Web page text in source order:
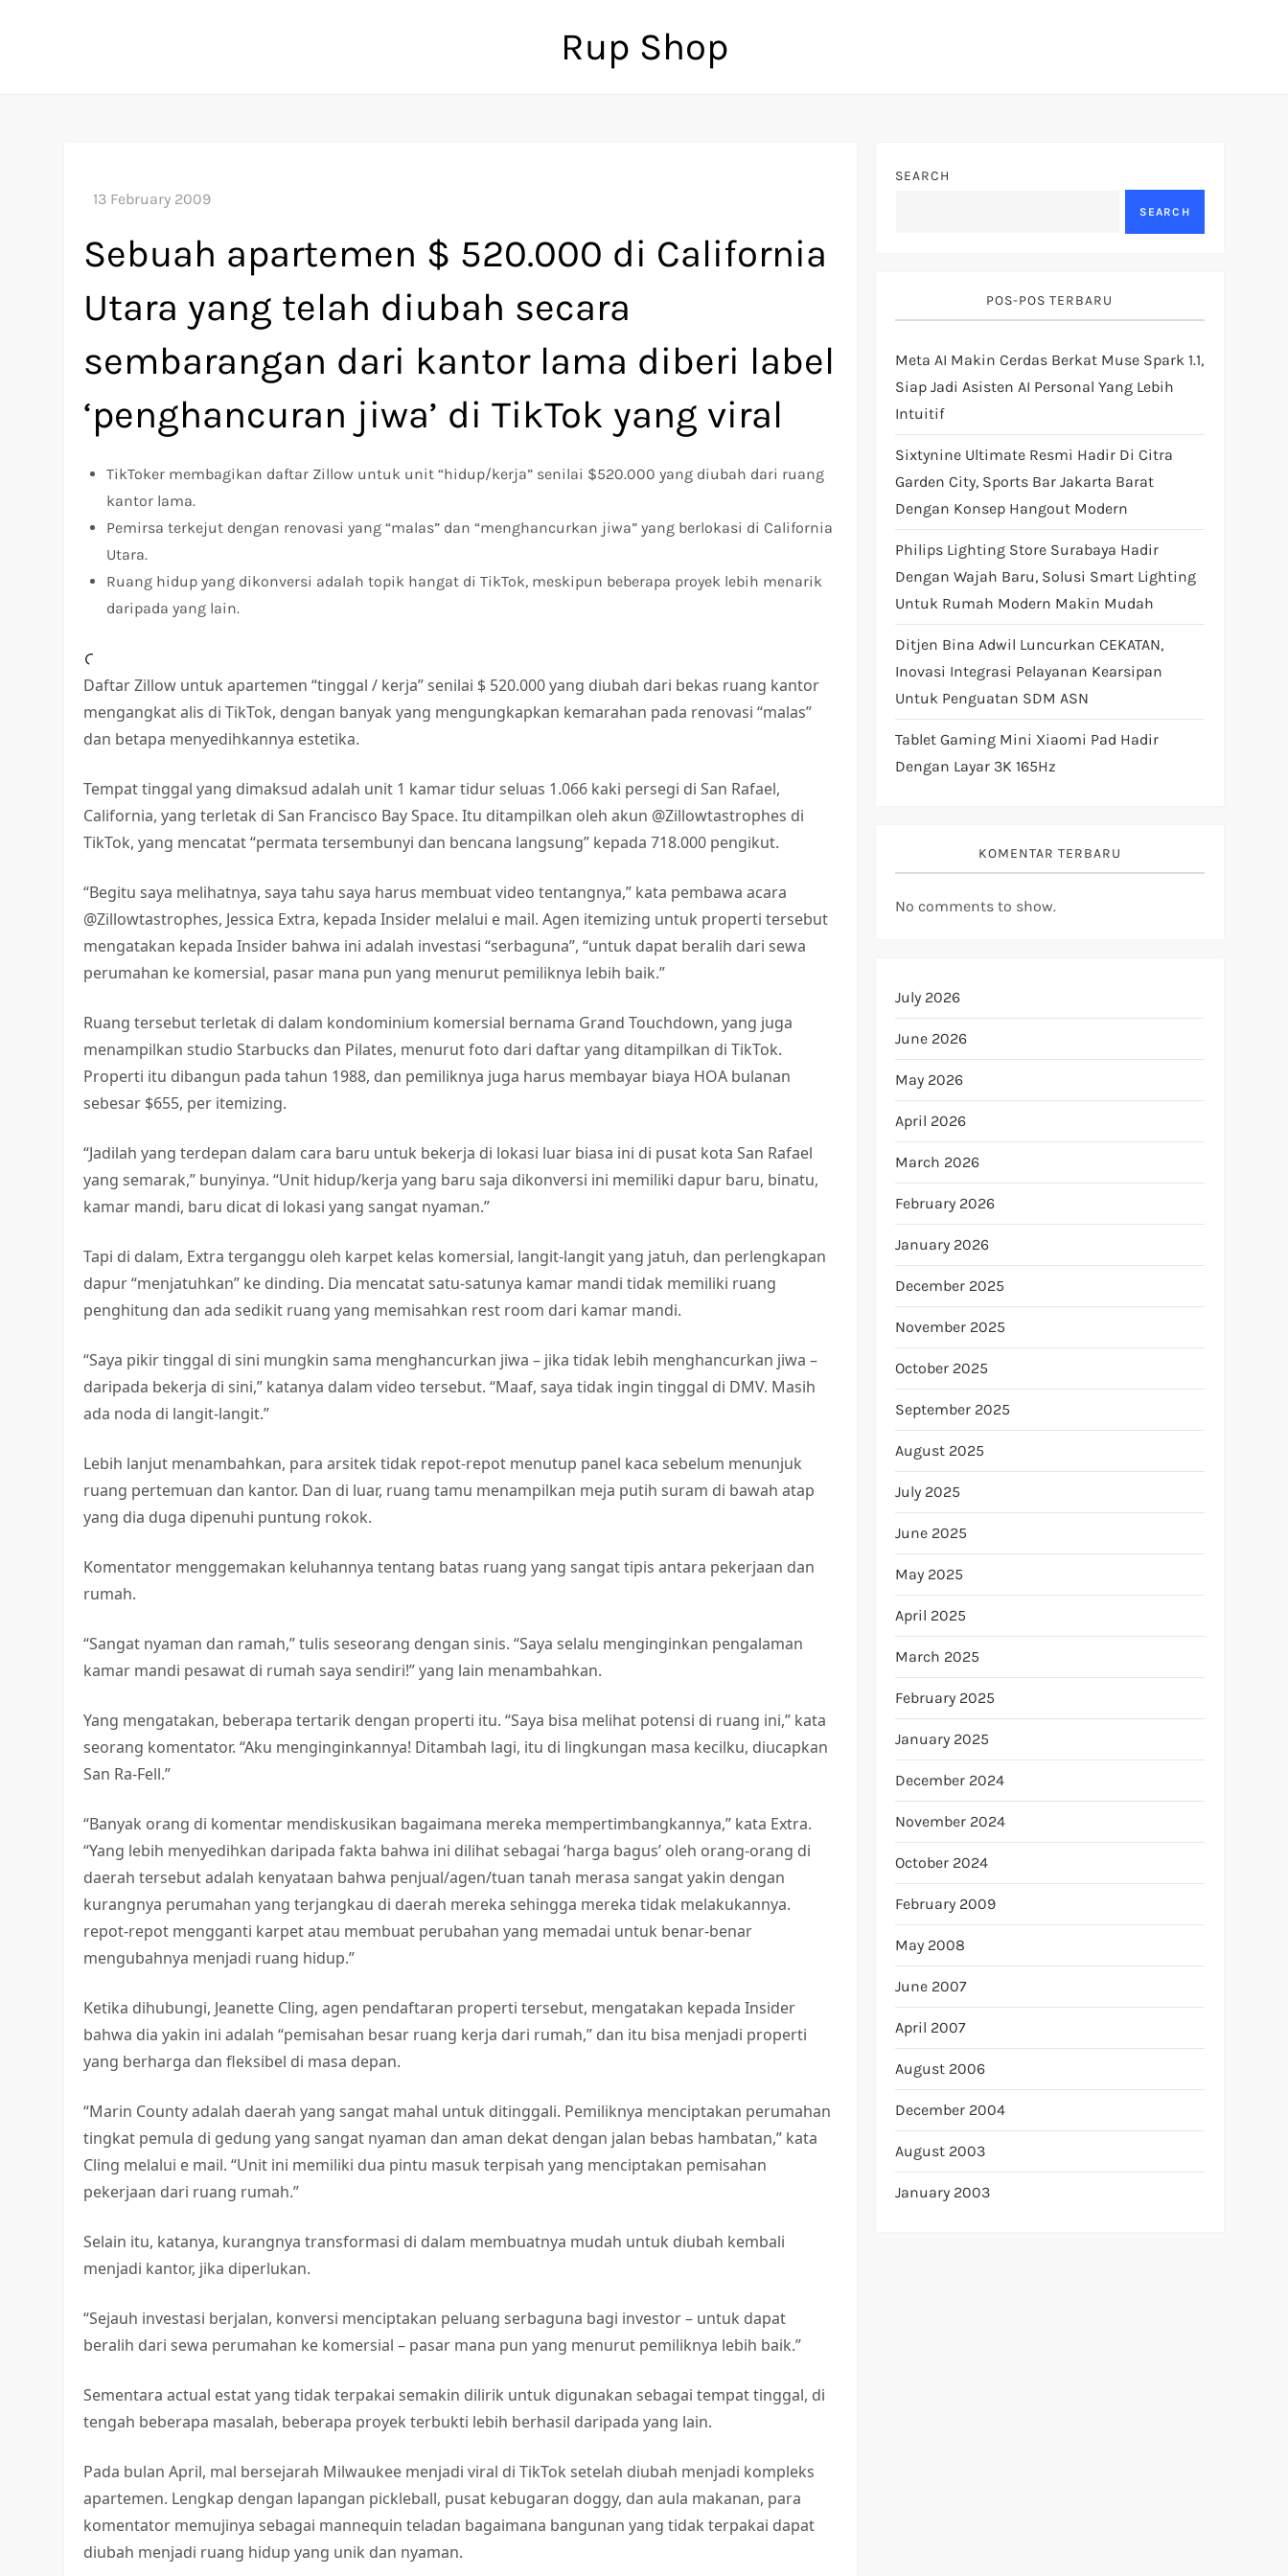
Rup Shop
Sebuah apartemen $ 520.000 di California
Utara yang telah diubah secara
sembarangan dari kantor lama diberi label
‘penghancuran jiwa’ di TikTok yang viral
TikToker membagikan daftar Zillow untuk unit “hidup/kerja” senilai $520.000 yang diubah dari ruang
kantor lama.
Pemirsa terkejut dengan renovasi yang “malas” dan “menghancurkan jiwa” yang berlokasi di California
Utara.
Ruang hidup yang dikonversi adalah topik hangat di TikTok, meskipun beberapa proyek lebih menarik
daripada yang lain.
Daftar Zillow untuk apartemen “tinggal / kerja” senilai $ 520.000 yang diubah dari bekas ruang kantor
mengangkat alis di TikTok, dengan banyak yang mengungkapkan kemarahan pada renovasi “malas”
dan betapa menyedihkannya estetika.
Tempat tinggal yang dimaksud adalah unit 1 kamar tidur seluas 1.066 kaki persegi di San Rafael,
California, yang terletak di San Francisco Bay Space. Itu ditampilkan oleh akun @Zillowtastrophes di
TikTok, yang mencatat “permata tersembunyi dan bencana langsung” kepada 718.000 pengikut.
“Begitu saya melihatnya, saya tahu saya harus membuat video tentangnya,” kata pembawa acara
@Zillowtastrophes, Jessica Extra, kepada Insider melalui e mail. Agen itemizing untuk properti tersebut
mengatakan kepada Insider bahwa ini adalah investasi “serbaguna”, “untuk dapat beralih dari sewa
perumahan ke komersial, pasar mana pun yang menurut pemiliknya lebih baik.”
Ruang tersebut terletak di dalam kondominium komersial bernama Grand Touchdown, yang juga
menampilkan studio Starbucks dan Pilates, menurut foto dari daftar yang ditampilkan di TikTok.
Properti itu dibangun pada tahun 1988, dan pemiliknya juga harus membayar biaya HOA bulanan
sebesar $655, per itemizing.
“Jadilah yang terdepan dalam cara baru untuk bekerja di lokasi luar biasa ini di pusat kota San Rafael
yang semarak,” bunyinya. “Unit hidup/kerja yang baru saja dikonversi ini memiliki dapur baru, binatu,
kamar mandi, baru dicat di lokasi yang sangat nyaman.”
Tapi di dalam, Extra terganggu oleh karpet kelas komersial, langit-langit yang jatuh, dan perlengkapan
dapur “menjatuhkan” ke dinding. Dia mencatat satu-satunya kamar mandi tidak memiliki ruang
penghitung dan ada sedikit ruang yang memisahkan rest room dari kamar mandi.
“Saya pikir tinggal di sini mungkin sama menghancurkan jiwa – jika tidak lebih menghancurkan jiwa –
daripada bekerja di sini,” katanya dalam video tersebut. “Maaf, saya tidak ingin tinggal di DMV. Masih
ada noda di langit-langit.”
Lebih lanjut menambahkan, para arsitek tidak repot-repot menutup panel kaca sebelum menunjuk
ruang pertemuan dan kantor. Dan di luar, ruang tamu menampilkan meja putih suram di bawah atap
yang dia duga dipenuhi puntung rokok.
Komentator menggemakan keluhannya tentang batas ruang yang sangat tipis antara pekerjaan dan
rumah.
“Sangat nyaman dan ramah,” tulis seseorang dengan sinis. “Saya selalu menginginkan pengalaman
kamar mandi pesawat di rumah saya sendiri!” yang lain menambahkan.
Yang mengatakan, beberapa tertarik dengan properti itu. “Saya bisa melihat potensi di ruang ini,” kata
seorang komentator. “Aku menginginkannya! Ditambah lagi, itu di lingkungan masa kecilku, diucapkan
San Ra-Fell.”
“Banyak orang di komentar mendiskusikan bagaimana mereka mempertimbangkannya,” kata Extra.
“Yang lebih menyedihkan daripada fakta bahwa ini dilihat sebagai ‘harga bagus’ oleh orang-orang di
daerah tersebut adalah kenyataan bahwa penjual/agen/tuan tanah merasa sangat yakin dengan
kurangnya perumahan yang terjangkau di daerah mereka sehingga mereka tidak melakukannya.
repot-repot mengganti karpet atau membuat perubahan yang memadai untuk benar-benar
mengubahnya menjadi ruang hidup.”
Ketika dihubungi, Jeanette Cling, agen pendaftaran properti tersebut, mengatakan kepada Insider
bahwa dia yakin ini adalah “pemisahan besar ruang kerja dari rumah,” dan itu bisa menjadi properti
yang berharga dan fleksibel di masa depan.
“Marin County adalah daerah yang sangat mahal untuk ditinggali. Pemiliknya menciptakan perumahan
tingkat pemula di gedung yang sangat nyaman dan aman dekat dengan jalan bebas hambatan,” kata
Cling melalui e mail. “Unit ini memiliki dua pintu masuk terpisah yang menciptakan pemisahan
pekerjaan dari ruang rumah.”
Selain itu, katanya, kurangnya transformasi di dalam membuatnya mudah untuk diubah kembali
menjadi kantor, jika diperlukan.
“Sejauh investasi berjalan, konversi menciptakan peluang serbaguna bagi investor – untuk dapat
beralih dari sewa perumahan ke komersial – pasar mana pun yang menurut pemiliknya lebih baik.”
Sementara actual estat yang tidak terpakai semakin dilirik untuk digunakan sebagai tempat tinggal, di
tengah beberapa masalah, beberapa proyek terbukti lebih berhasil daripada yang lain.
Pada bulan April, mal bersejarah Milwaukee menjadi viral di TikTok setelah diubah menjadi kompleks
apartemen. Lengkap dengan lapangan pickleball, pusat kebugaran doggy, dan aula makanan, para
komentator memujinya sebagai mannequin teladan bagaimana bangunan yang tidak terpakai dapat
diubah menjadi ruang hidup yang unik dan nyaman.
SEARCH
SEARCH
POS-POS TERBARU
Meta AI Makin Cerdas Berkat Muse Spark 1.1,
Siap Jadi Asisten AI Personal Yang Lebih
Intuitif
Sixtynine Ultimate Resmi Hadir Di Citra
Garden City, Sports Bar Jakarta Barat
Dengan Konsep Hangout Modern
Philips Lighting Store Surabaya Hadir
Dengan Wajah Baru, Solusi Smart Lighting
Untuk Rumah Modern Makin Mudah
Ditjen Bina Adwil Luncurkan CEKATAN,
Inovasi Integrasi Pelayanan Kearsipan
Untuk Penguatan SDM ASN
Tablet Gaming Mini Xiaomi Pad Hadir
Dengan Layar 3K 165Hz
KOMENTAR TERBARU
No comments to show.
July 2026
June 2026
May 2026
April 2026
March 2026
February 2026
January 2026
December 2025
November 2025
October 2025
September 2025
August 2025
July 2025
June 2025
May 2025
April 2025
March 2025
February 2025
January 2025
December 2024
November 2024
October 2024
February 2009
May 2008
June 2007
April 2007
August 2006
December 2004
August 2003
January 2003